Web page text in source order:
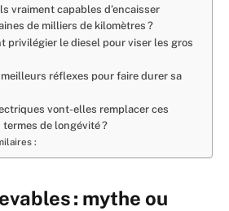
vraiment capables d’encaisser
de milliers de kilomètres ?
privilégier le diesel pour viser les gros
réflexes pour faire durer sa
vont-elles remplacer ces
termes de longévité ?
:
: mythe ou